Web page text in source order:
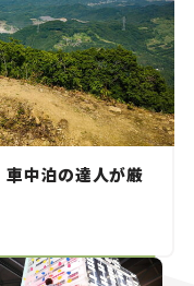
中泊の達人が厳